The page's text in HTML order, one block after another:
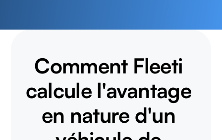
Comment Fleeti
calcule l'avantage
en nature d'un